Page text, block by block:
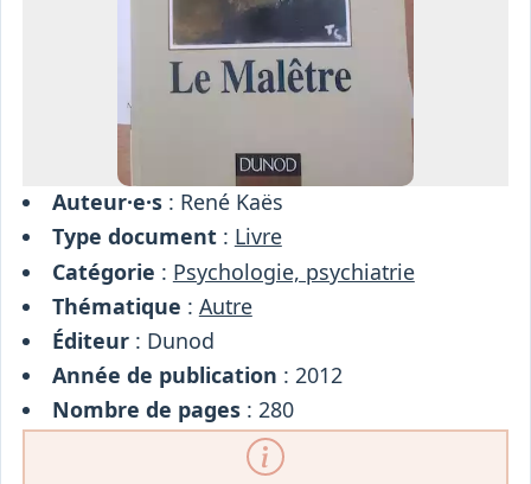
Auteur·e·s: René Kaës
Type document: Livre
Catégorie : Psychologie, psychiatrie
Thématique : Autre
Éditeur: Dunod
Année de publication : 2012
Nombre de pages: 280